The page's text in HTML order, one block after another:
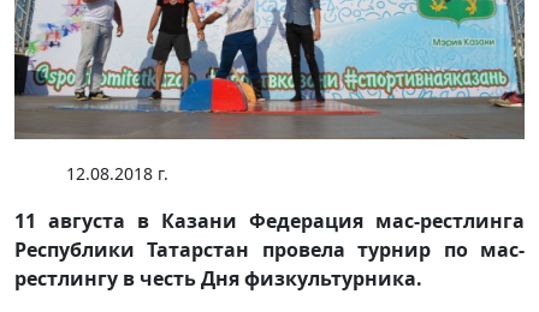
12.08.2018 г.
11 августа в Казани Федерация мас-рестлинга
Республики Татарстан провела турнир по мас-
рестлингу в честь Дня физкультурника.